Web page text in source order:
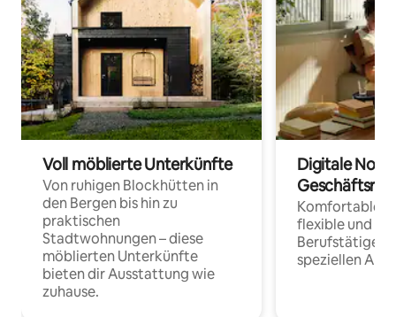
Voll möblierte Unterkünfte
Von ruhigen Blockhütten in
den Bergen bis hin zu
praktischen
Stadtwohnungen – diese
möblierten Unterkünfte
bieten dir Ausstattung wie
zuhause.
Digitale
Komfortable
flexible und
Berufstätige
speziellen